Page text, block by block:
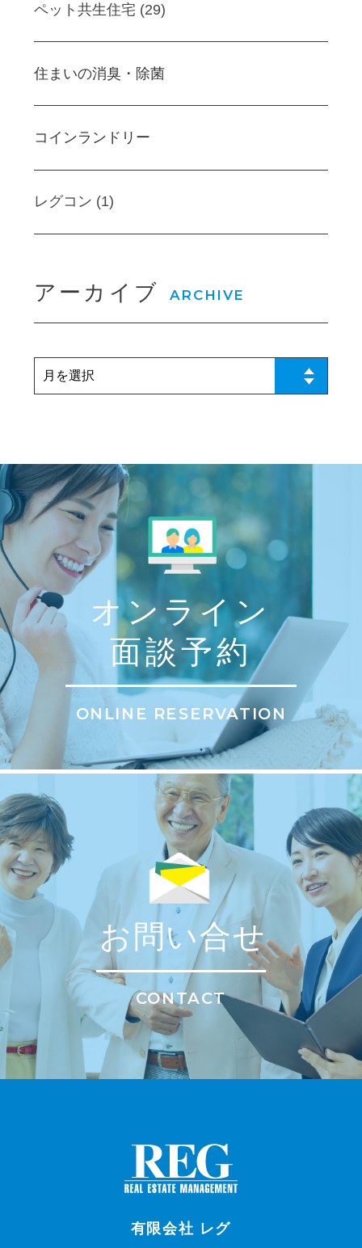
ペット共生住宅 (29)
住まいの消臭・除菌
コインランドリー
レグコン (1)
アーカイブ ARCHIVE
オンライン
面談予約
ONLINE RESERVATION
お問い合せ
CONTACT
有限会社 レグ